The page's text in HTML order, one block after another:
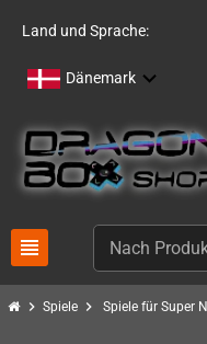
Land und Sprache:
Dänemark
view_headline
chevron_right Spiele chevron_right Spiele für Super